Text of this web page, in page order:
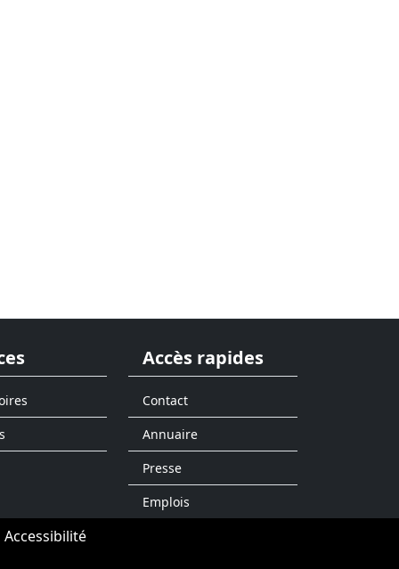
Accès rapides
Contact
Annuaire
Presse
Emplois
Accessibilité